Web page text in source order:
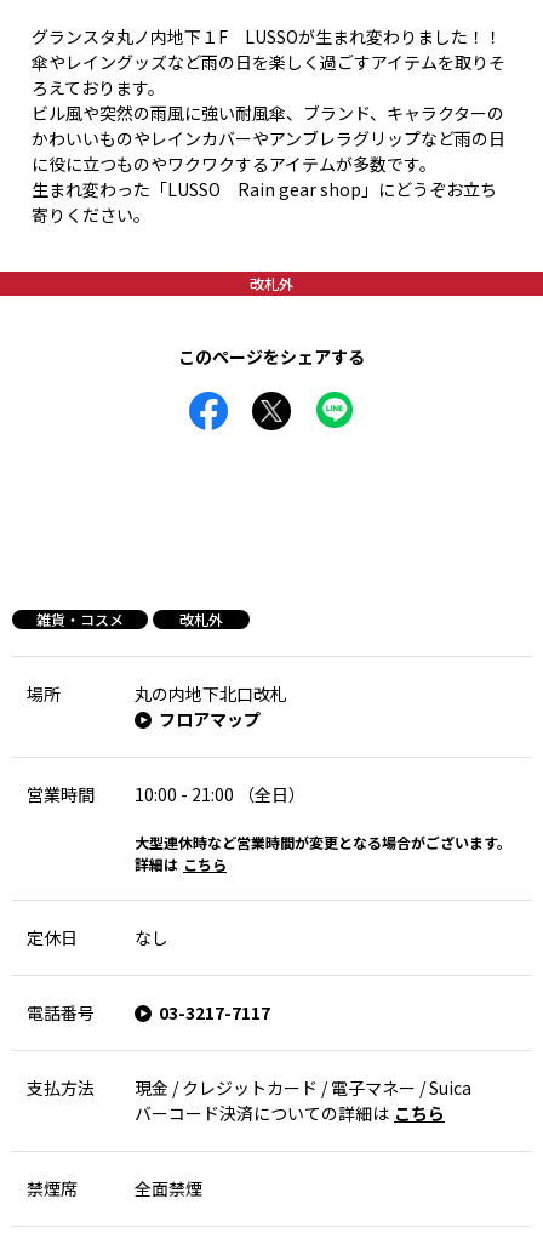
グランスタ丸ノ内地下１F LUSSOが生まれ変わりました！！
傘やレイングッズなど雨の日を楽しく過ごすアイテムを取りそ
ろえております。
ビル風や突然の雨風に強い耐風傘、ブランド、キャラクターの
かわいいものやレインカバーやアンブレラグリップなど雨の日
に役に立つものやワクワクするアイテムが多数です。
生まれ変わった「LUSSO Rain gear shop」にどうぞお立ち
寄りください。
改札外
このページをシェアする
雑貨・コスメ 改札外
場所
丸の内地下北口改札
フロアマップ
営業時間 10:00 - 21:00 （全日）
大型連休時など営業時間が変更となる場合がございます。
詳細は こちら
定休日 なし
電話番号 03-3217-7117
支払方法
現金 / クレジットカード / 電子マネー / Suica
バーコード決済についての詳細は こちら
禁煙席 全面禁煙